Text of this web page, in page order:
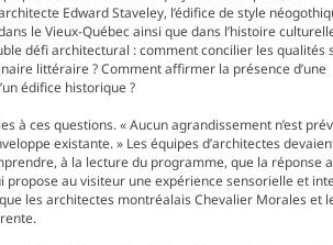
Edward Staveley, l’édifice de style
le Vieux-Québec ainsi que dans l’histoire
défi architectural : comment concilier les qualités
littéraire ? Comment affirmer la présence d’une
édifice historique ?
à ces questions. « Aucun agrandissement n’est
existante. » Les équipes d’architectes
à la lecture du programme, que la réponse
propose au visiteur une expérience sensorielle et
les architectes montréalais Chevalier Morales et